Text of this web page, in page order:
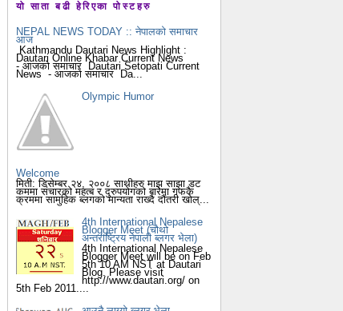
यो साता बढी हेरिएका पोस्टहरु
NEPAL NEWS TODAY :: नेपालको समाचार
आज
Kathmandu Dautari News Highlight :
Dautari Online Khabar Current News
- आजको समाचार Dautari Setopati Current
News - आजको समाचार Da...
Olympic Humor
Welcome
मिती: डिसेम्बर २४, २००८ साथीहरु माझ साझा डट
कममा संचारको महत्ब र दुरुपयोगको बारेमा गफकै
क्रममा सामुहिक ब्लगको मान्यता राख्दै दौंतरी खोल्...
4th International Nepalese
Blogger Meet (चौथो
अन्तराष्ट्रिय नेपाली ब्लगर भेला)
4th International Nepalese
Blogger Meet will be on Feb
5th 10 AM NST at Dautari
Blog. Please visit
http://www.dautari.org/ on
5th Feb 2011....